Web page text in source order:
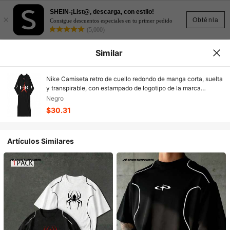
Obténla
×
SHEIN-¡List@, descarga, con estilo!
Consigue descuentos especiales en tu primer pedido
(5,000)
Similar
Nike Camiseta retro de cuello redondo de manga corta, suelta
y transpirable, con estampado de logotipo de la marca
Jordan, color negro
Negro
$30.31
Artículos Similares